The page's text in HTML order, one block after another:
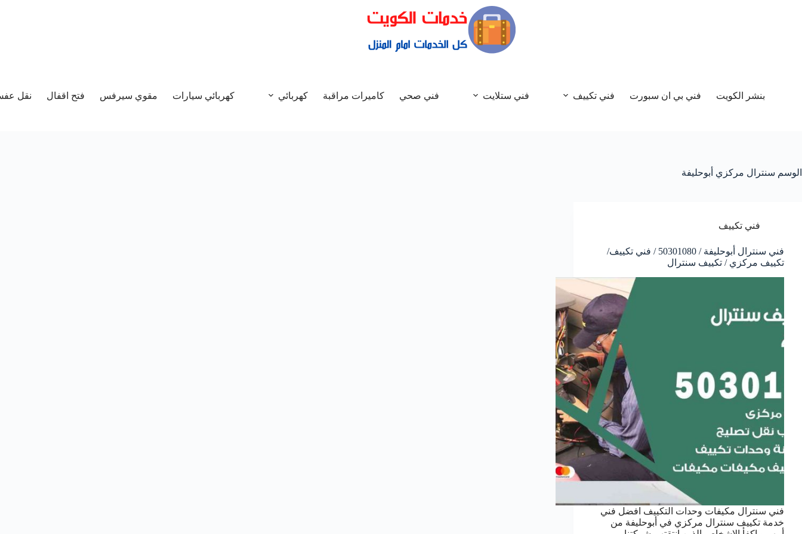
بنشر الكويت فني بي ان سبورت فني تكييف فني ستلايت فني صحي كاميرات مراقبة كهربائي كهربائي سيارات مقوي سيرفس فتح اقفال نقل
الوسم سنترال مركزي أبوحليفة
فني تكييف
فني سنترال أبوحليفة / 50301080 / فني تكييف/
تكييف مركزي / تكييف سنترال
فني سنترال مكيفات وحدات التكييف افضل فني
خدمة تكييف سنترال مركزي في أبوحليفة من